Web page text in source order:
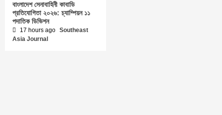
বাংলাদেশ সেনাবাহিনী কাবাডি
প্রতিযোগিতা ২০২৬: চ্যাম্পিয়ন ১১
পদাতিক ডিভিশন
17 hours ago Southeast
Asia Journal